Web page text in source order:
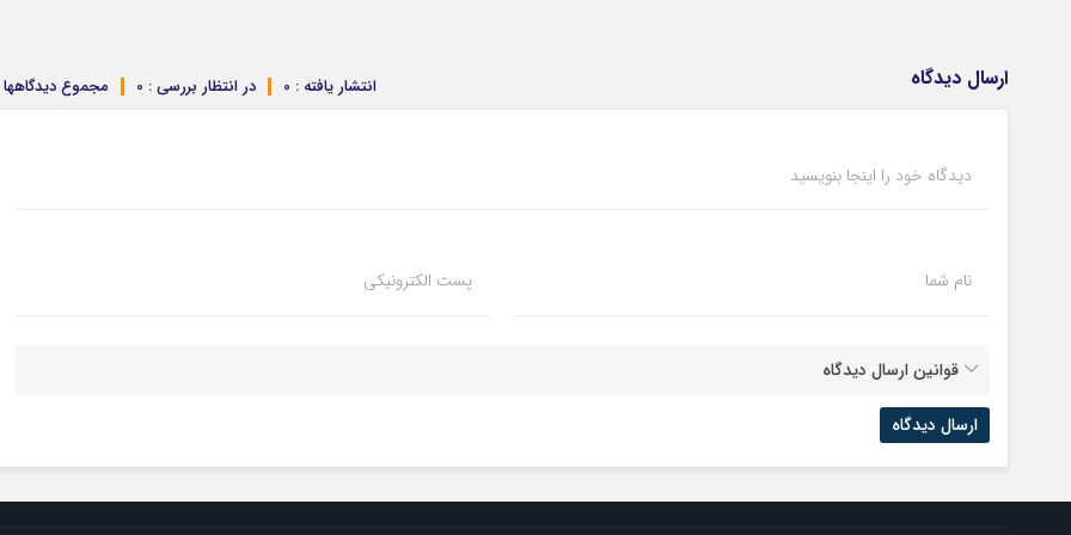
ارسال دیدگاه مجموع دیدگاهها در انتظار بررسی : 0 انتشار یافته : 0
دیدگاه خود را اینجا بنویسید
نام شما پست الکترونیکی
قوانین ارسال دیدگاه